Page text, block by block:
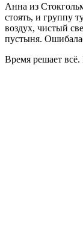
Анна из
стоять, и группу
воздух, чистый
пустыня.
Время решает